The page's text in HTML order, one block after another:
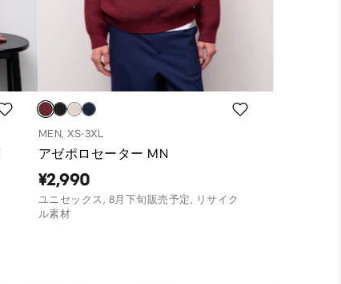
MEN, XS-3XL
アゼポロセーター MN
¥2,990
ユニセックス, 8月下旬販売予定, リサイク
ル素材